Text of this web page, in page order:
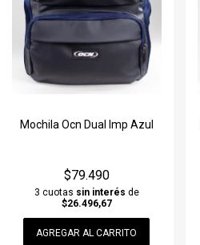
Mochila Ocn Dual Imp Azul
$79.490
3 cuotas sin interés de
$26.496,67
AGREGAR AL CARRITO